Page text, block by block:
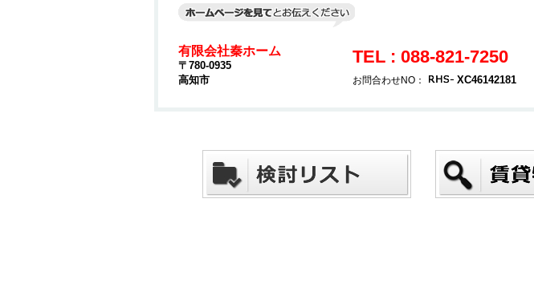
有限会社秦ホーム
〒780-0935
高知市
TEL : 088-821-7250
お問合わせNO： XC46142181